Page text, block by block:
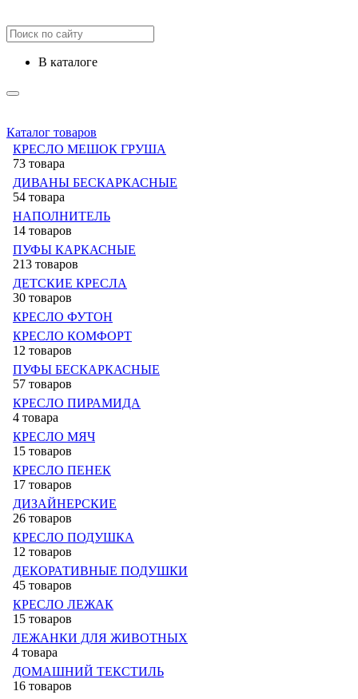
в каталоге
Каталог товаров
КРЕСЛО МЕШОК ГРУША
73 товара
ДИВАНЫ БЕСКАРКАСНЫЕ
54 товара
НАПОЛНИТЕЛЬ
14 товаров
ПУФЫ КАРКАСНЫЕ
213 товаров
ДЕТСКИЕ КРЕСЛА
30 товаров
КРЕСЛО ФУТОН
КРЕСЛО КОМФОРТ
12 товаров
ПУФЫ БЕСКАРКАСНЫЕ
57 товаров
КРЕСЛО ПИРАМИДА
4 товара
КРЕСЛО МЯЧ
15 товаров
КРЕСЛО ПЕНЕК
17 товаров
ДИЗАЙНЕРСКИЕ
26 товаров
КРЕСЛО ПОДУШКА
12 товаров
ДЕКОРАТИВНЫЕ ПОДУШКИ
45 товаров
КРЕСЛО ЛЕЖАК
15 товаров
ЛЕЖАНКИ ДЛЯ ЖИВОТНЫХ
4 товара
ДОМАШНИЙ ТЕКСТИЛЬ
16 товаров